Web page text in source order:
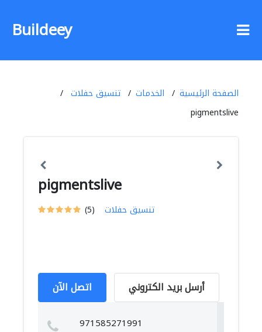
Buildeey
الصفحة الرئيسية الخدمات
تنسيق حفلات
pigmentslive
pigmentslive
(5) تنسيق حفلات
اتصل الآن أرسل بريد الكتروني
971585271991